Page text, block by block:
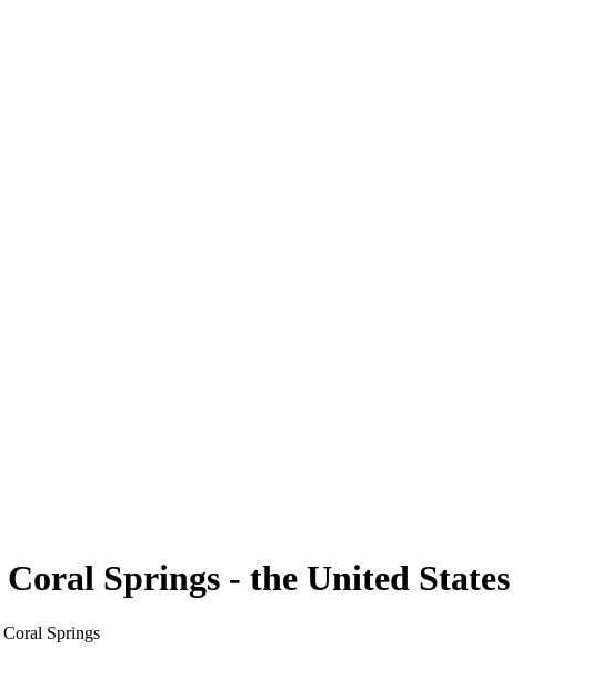
Coral Springs - the United States
Coral Springs